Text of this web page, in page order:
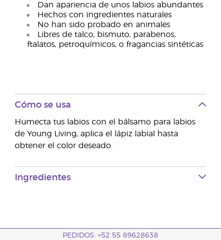
Dan apariencia de unos labios abundantes
Hechos con ingredientes naturales
No han sido probado en animales
Libres de talco, bismuto, parabenos,
ftalatos, petroquímicos, o fragancias sintéticas
Cómo se usa
Humecta tus labios con el bálsamo para labios
de Young Living, aplica el lápiz labial hasta
obtener el color deseado.
Ingredientes
PEDIDOS: +52 55 89628638